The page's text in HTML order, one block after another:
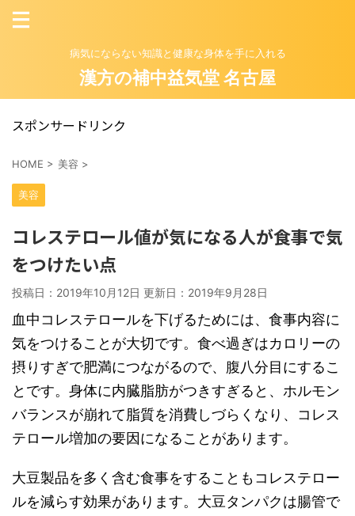
病気にならない知識と健康な身体を手に入れる
漢方の補中益気堂 名古屋
スポンサードリンク
HOME > 美容 >
美容
コレステロール値が気になる人が食事で気
をつけたい点
投稿日：2019年10月12日 更新日： 2019年9月28日
血中コレステロールを下げるためには、食事内容に
気をつけることが大切です。食べ過ぎはカロリーの
摂りすぎで肥満につながるので、腹八分目にするこ
とです。身体に内臓脂肪がつきすぎると、ホルモン
バランスが崩れて脂質を消費しづらくなり、コレス
テロール増加の要因になることがあります。
大豆製品を多く含む食事をすることもコレステロー
ルを減らす効果があります。大豆タンパクは腸管で